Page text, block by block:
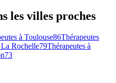
les villes proches
à Toulouse86Thérapeutes
La Rochelle79Thérapeutes à
73